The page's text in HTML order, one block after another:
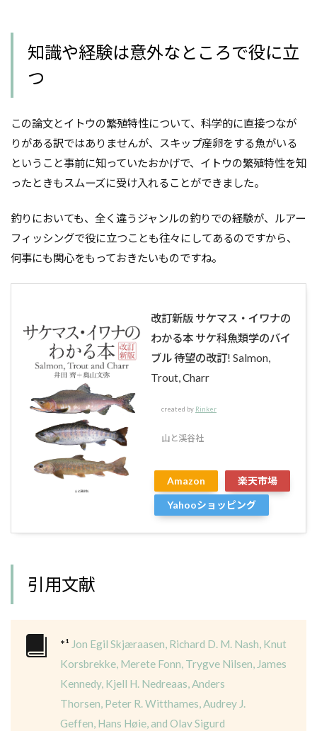
知識や経験は意外なところで役に立
つ
この論文とイトウの繁殖特性について、科学的に直接つなが
りがある訳ではありませんが、スキップ産卵をする魚がいる
ということ事前に知っていたおかげで、イトウの繁殖特性を知
ったときもスムーズに受け入れることができました。
釣りにおいても、全く違うジャンルの釣りでの経験が、ルアー
フィッシングで役に立つことも往々にしてあるのですから、
何事にも関心をもっておきたいものですね。
改訂新版 サケマス・イワナの
わかる本 サケ科魚類学のバイ
ブル 待望の改訂! Salmon,
Trout, Charr
created by Rinker
山と渓谷社
Amazon
楽天市場
Yahooショッピング
引用文献
*¹ Jon Egil Skjæraasen, Richard D. M. Nash, Knut
Korsbrekke, Merete Fonn, Trygve Nilsen, James
Kennedy, Kjell H. Nedreaas,Anders
Thorsen, Peter R. Witthames,Audrey J.
Geffen, Hans Høie, and Olav Sigurd